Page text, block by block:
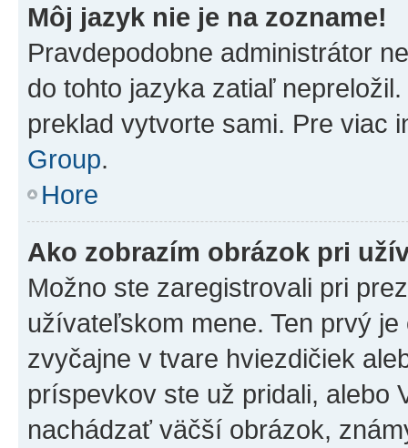
Môj jazyk nie je na zozname!
Pravdepodobne administrátor
do tohto jazyka zatiaľ
preklad vytvorte sami. Pre viac
Group.
Hore
Ako zobrazím obrázok pri
Možno ste zaregistrovali pri
užívateľskom mene. Ten prvý
zvyčajne v tvare hviezdičiek
príspevkov ste už pridali, alebo
nachádzať väčší obrázok,